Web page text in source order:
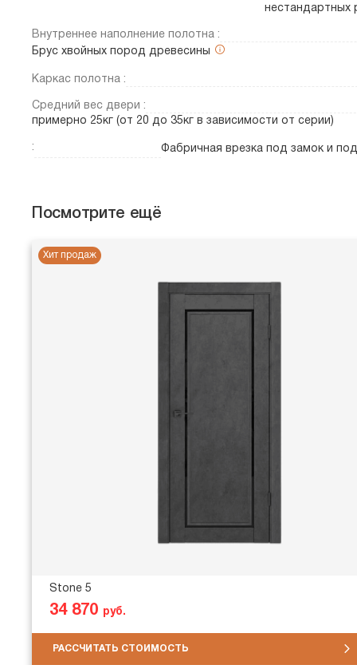
нестандартных
Внутреннее наполнение полотна :
Брус хвойных пород древесины
Каркас полотна :
Средний вес двери :
примерно 25кг (от 20 до 35кг в зависимости от серии)
: Фабричная врезка под замок и
Посмотрите ещё
Хит продаж
Stone 5
34 870 руб.
РАССЧИТАТЬ СТОИМОСТЬ